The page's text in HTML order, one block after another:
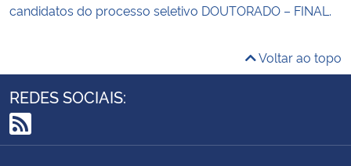
candidatos do processo seletivo DOUTORADO – FINAL.
Voltar ao topo
REDES SOCIAIS:
RSS